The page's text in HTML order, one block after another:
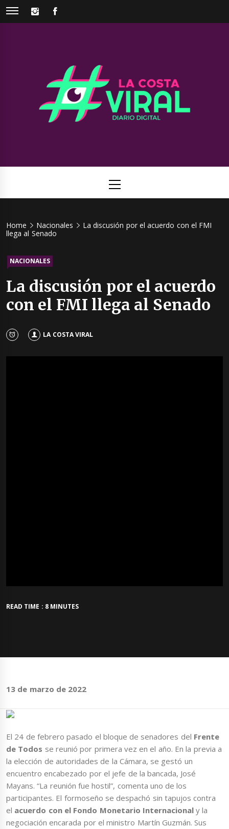
Skip
INSTAGRAM
Viral
Menu
Home Nacionales
La discusión por el acuerdo con el FMI
llega al Senado
NACIONALES
La discusión por el acuerdo
con el FMI llega al Senado
LA COSTA VIRAL
READ TIME : 8 MINUTES
13 de marzo de 2022
El 24 de febrero pasado el bloque de senadores del Frente
de Todos se reunió por primera vez en el año. En la previa a
la elección de autoridades de la Cámara, se gestó un
encuentro encabezado por el jefe de la bancada, José
Mayans. “La reunión fue hostil”, comenta uno de los
participantes. El formoseño se despachó sin tapujos contra
el acuerdo con el Fondo Monetario Internacionaly la
negociación encarada por el ministro Martín Guzmán. Sus